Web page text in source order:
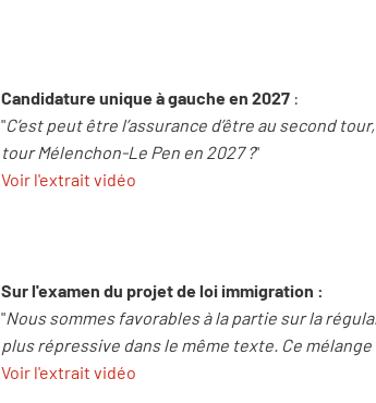
Candidature unique à gauche en 2027 :
"C’est peut être l’assurance d’être au second
tour Mélenchon-Le Pen en 2027 ?"
Voir l'extrait vidéo
Sur l'examen du projet de loi immigration :
"Nous sommes favorables à la partie sur la
plus répressive dans le même texte. Ce
Voir l'extrait vidéo